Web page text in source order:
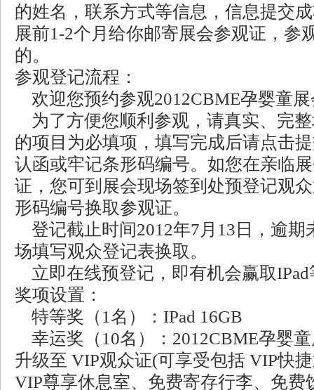
的姓名，联系方式等信息，信息提交
展前1-2个月给你邮寄展会参观证，参
的。
参观登记流程：
欢迎您预约参观2012CBME孕婴童
为了方便您顺利参观，请真实、完
的项目为必填项，填写完成后请点击
认函或牢记条形码编号。如您在亲临
证，您可到展会现场签到处预登记观
形码编号换取参观证。
登记截止时间2012年7月13日，逾期
场填写观众登记表换取。
立即在线预登记，即有机会赢取IPad
奖项设置：
特等奖（1名）：IPad 16GB
幸运奖（10名）：2012CBME孕婴
升级至 VIP观众证(可享受包括 VIP快
VIP尊享休息室、免费寄存行李、免费